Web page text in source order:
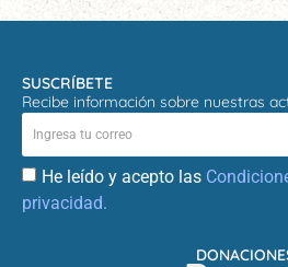
SUSCRÍBETE
Recibe información sobre nuestras
He leído y acepto las
privacidad.